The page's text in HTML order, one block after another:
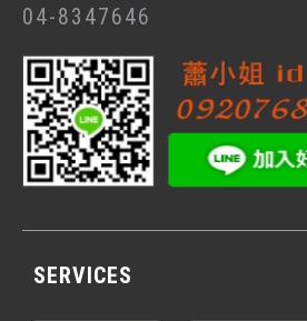
04-8347646
SERVICES